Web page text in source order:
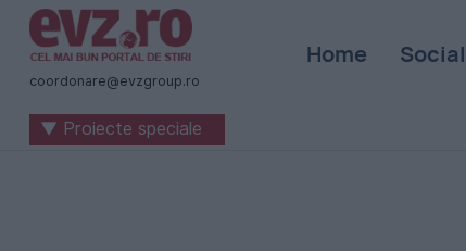
Știri
naționale
internaționale
coordonare@evzgroup.ro
Home Social
▼ Proiecte speciale